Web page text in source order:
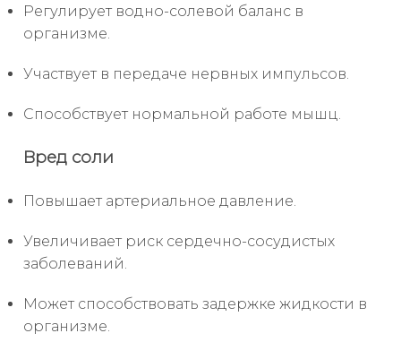
Регулирует водно-солевой баланс в
организме.
Участвует в передаче нервных импульсов.
Способствует нормальной работе мышц.
Вред соли
Повышает артериальное давление.
Увеличивает риск сердечно-сосудистых
заболеваний.
Может способствовать задержке жидкости в
организме.